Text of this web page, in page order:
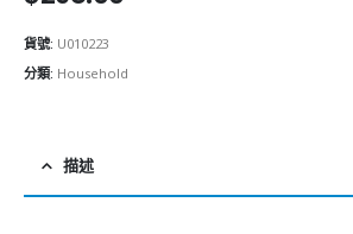
貨號: U010223
分類: Household
描述